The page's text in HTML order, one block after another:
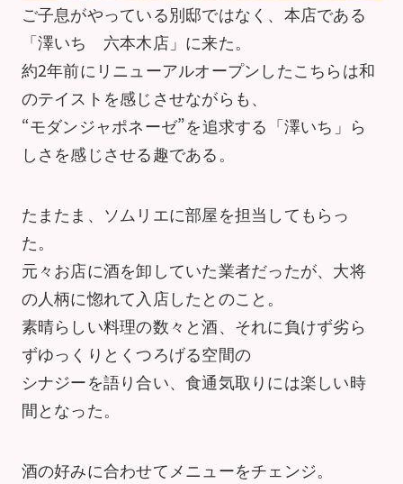
ご子息がやっている別邸ではなく、本店である
「澤いち 六本木店」に来た。
約2年前にリニューアルオープンしたこちらは和
のテイストを感じさせながらも、
“モダンジャポネーゼ”を追求する「澤いち」ら
しさを感じさせる趣である。
たまたま、ソムリエに部屋を担当してもらっ
た。
元々お店に酒を卸していた業者だったが、大将
の人柄に惚れて入店したとのこと。
素晴らしい料理の数々と酒、それに負けず劣ら
ずゆっくりとくつろげる空間の
シナジーを語り合い、食通気取りには楽しい時
間となった。
酒の好みに合わせてメニューをチェンジ。